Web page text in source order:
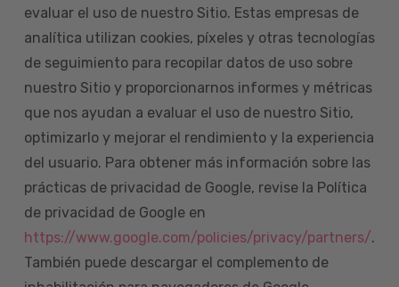
evaluar el uso de nuestro Sitio. Estas empresas de
analítica utilizan cookies, píxeles y otras tecnologías
de seguimiento para recopilar datos de uso sobre
nuestro Sitio y proporcionarnos informes y métricas
que nos ayudan a evaluar el uso de nuestro Sitio,
optimizarlo y mejorar el rendimiento y la experiencia
del usuario. Para obtener más información sobre las
prácticas de privacidad de Google, revise la Política
de privacidad de Google en
https://www.google.com/policies/privacy/partners/.
También puede descargar el complemento de